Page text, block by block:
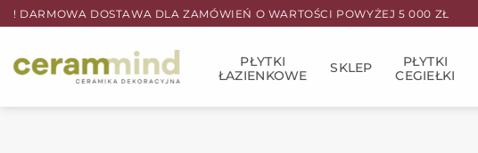
Przewiń
do
zawartości
! DARMOWA DOSTAWA DLA ZAMÓWIEŃ O WARTOŚCI POWYŻEJ 5 000 ZŁ
PŁYTKI
ŁAZIENKOWE
SKLEP
PŁYTKI
CEGIEŁKI